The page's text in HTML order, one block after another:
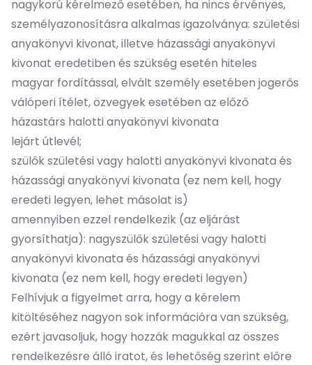
nagykorú kérelmező esetében, ha nincs érvényes,
személyazonosításra alkalmas igazolványa: születési
anyakönyvi kivonat, illetve házassági anyakönyvi
kivonat eredetiben és szükség esetén hiteles
magyar fordítással, elvált személy esetében jogerős
válóperi ítélet, özvegyek esetében az előző
házastárs halotti anyakönyvi kivonata
lejárt útlevél;
szülők születési vagy halotti anyakönyvi kivonata és
házassági anyakönyvi kivonata (ez nem kell, hogy
eredeti legyen, lehet másolat is)
amennyiben ezzel rendelkezik (az eljárást
gyorsíthatja): nagyszülők születési vagy halotti
anyakönyvi kivonata és házassági anyakönyvi
kivonata (ez nem kell, hogy eredeti legyen)
Felhívjuk a figyelmet arra, hogy a kérelem
kitöltéséhez nagyon sok információra van szükség,
ezért javasoljuk, hogy hozzák magukkal az összes
rendelkezésre álló iratot, és lehetőség szerint előre